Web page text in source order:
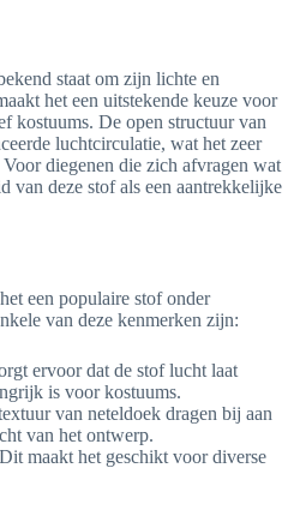
staat om zijn lichte en
het een uitstekende keuze voor
kostuums. De open structuur van
luchtcirculatie, wat het zeer
diegenen die zich afvragen wat
van deze stof als een aantrekkelijke
een populaire stof onder
van deze kenmerken zijn:
ervoor dat de stof lucht laat
is voor kostuums.
van neteldoek dragen bij aan
van het ontwerp.
maakt het geschikt voor diverse